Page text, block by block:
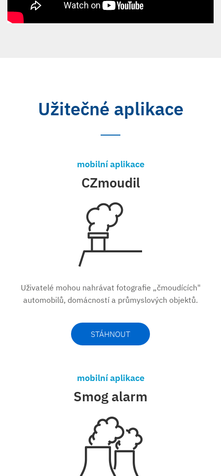
Užitečné aplikace
mobilní aplikace
CZmoudil
Uživatelé mohou nahrávat fotografie „čmoudících"
automobilů, domácností a průmyslových objektů.
STÁHNOUT
mobilní aplikace
Smog alarm